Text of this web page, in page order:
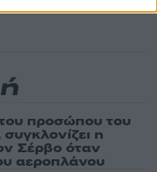
προσώπου του
η
Σέρβο όταν
αεροπλάνου